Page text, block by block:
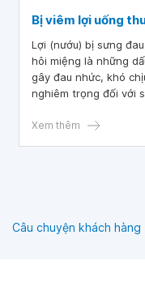
Bị viêm lợi uống
Lợi (nướu) bị sưng
hôi miệng là những
gây đau nhức, khó
nghiêm trọng đối với
tình trạng này.
Xem thêm
Câu chuyện khách hàng